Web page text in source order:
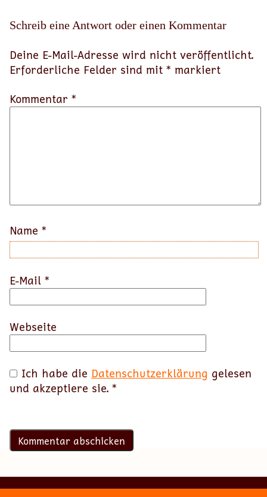
Schreib eine Antwort oder einen Kommentar
Deine E-Mail-Adresse wird nicht veröffentlicht.
Erforderliche Felder sind mit * markiert
Kommentar *
Name *
E-Mail *
Webseite
Ich habe die Datenschutzerklärung gelesen
und akzeptiere sie. *